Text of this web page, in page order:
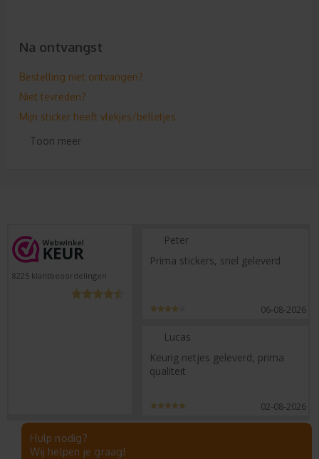
Na ontvangst
Bestelling niet ontvangen?
Niet tevreden?
Mijn sticker heeft vlekjes/belletjes
Te weinig stickers ontvangen?
Toon meer
8225 klantbeoordelingen
Peter
Prima stickers, snel geleverd
06-08-2026
Lucas
Keurig netjes geleverd, prima
qualiteit
02-08-2026
Hulp nodig?
Wij helpen je graag!